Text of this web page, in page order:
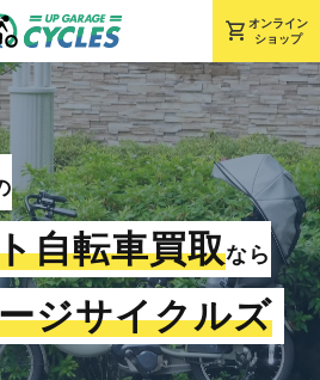
shopping_cart オンライン
ショップ
自転車買取なら
ジサイクルズ